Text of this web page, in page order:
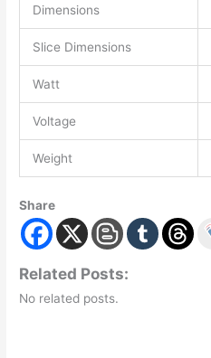
Dimensions
Slice Dimensions
Watt
Voltage
Weight
Share
Related Posts:
No related posts.